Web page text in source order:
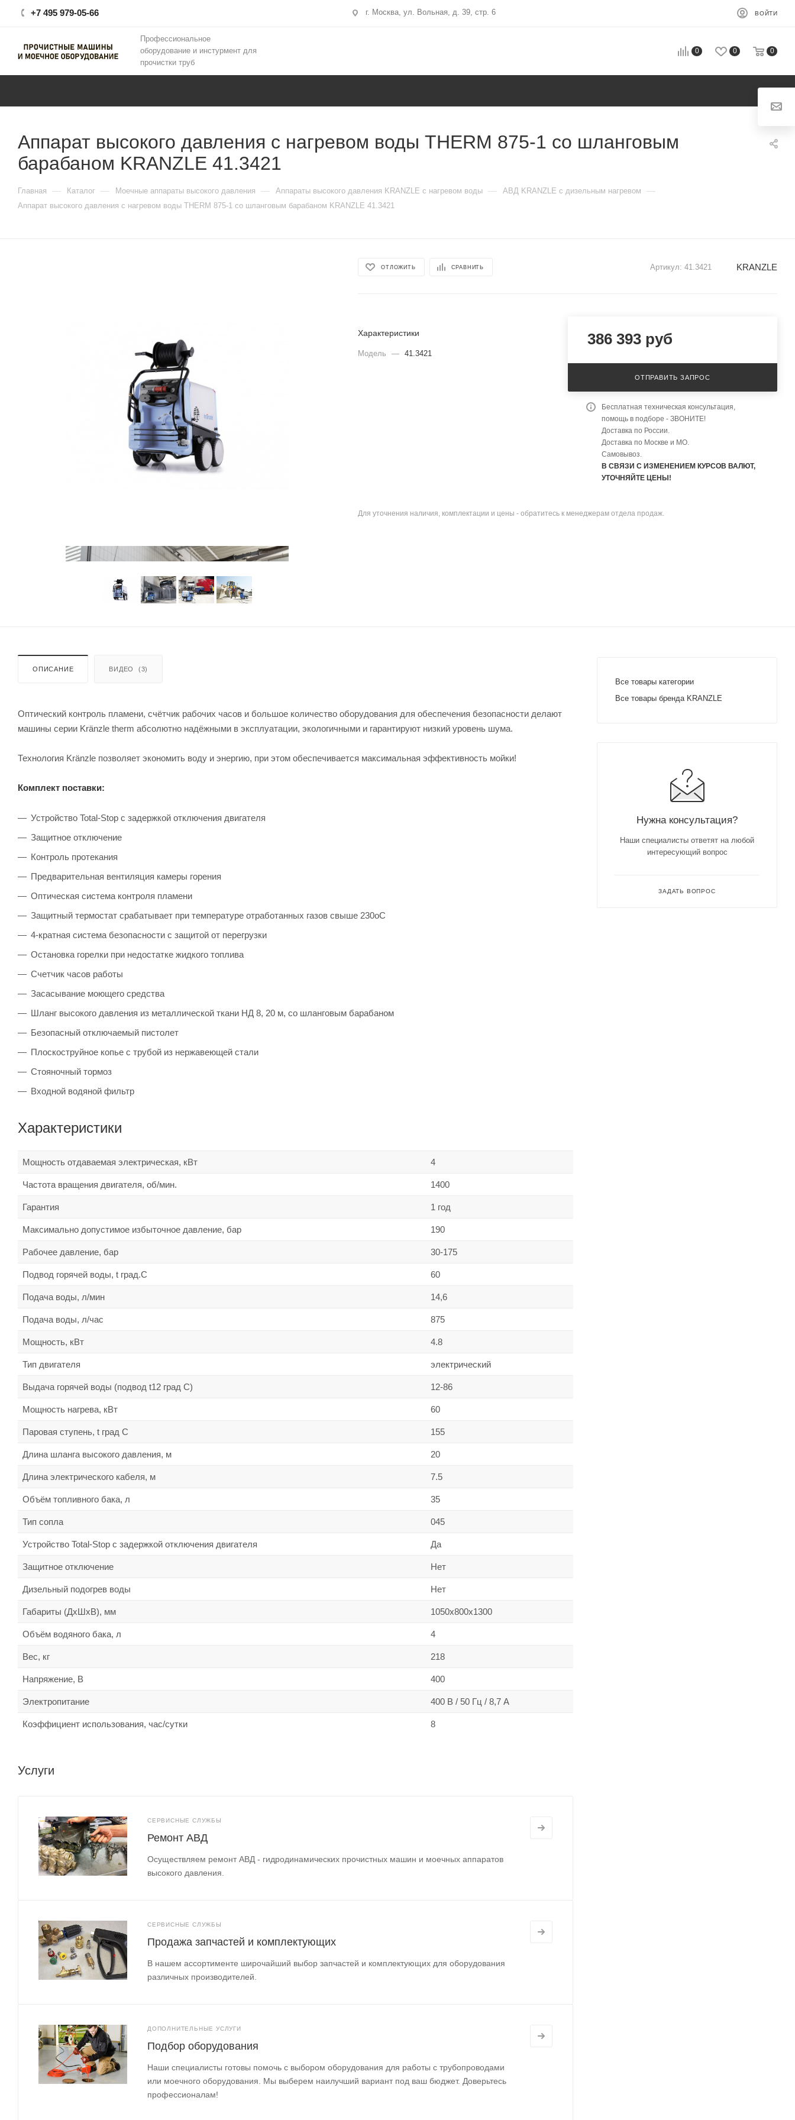
+7 495 979-05-66 г. Москва, ул. Вольная, д. 39, стр. 6 ВОЙТИ
Профессиональное
оборудование и инстурмент для
прочистки труб
0 0 0
Аппарат высокого давления с нагревом воды THERM 875-1 со шланговым
барабаном KRANZLE 41.3421
Главная — Каталог — Моечные аппараты высокого давления — Аппараты высокого давления KRANZLE с нагревом воды — АВД KRANZLE с дизельным нагревом —
Аппарат высокого давления с нагревом воды THERM 875-1 со шланговым барабаном KRANZLE 41.3421
ОТЛОЖИТЬ СРАВНИТЬ Артикул: 41.3421 KRANZLE
Характеристики
Модель — 41.3421
386 393руб
ОТПРАВИТЬ ЗАПРОС
Бесплатная техническая консультация,
помощь в подборе - ЗВОНИТЕ!
Доставка по России.
Доставка по Москве и МО.
Самовывоз.
В СВЯЗИ С ИЗМЕНЕНИЕМ КУРСОВ ВАЛЮТ,
УТОЧНЯЙТЕ ЦЕНЫ!
Для уточнения наличия, комплектации и цены - обратитесь к менеджерам отдела продаж.
ОПИСАНИЕ ВИДЕО (3)
Oптический контроль пламени, счётчик рабочих часов и большое количество оборудования для обеспечения безопасности делают
машины серии Kränzle therm абсолютно надёжными в эксплуатации, экологичными и гарантируют низкий уровень шума.
Технология Kränzle позволяет экономить воду и энергию, при этом обеспечивается максимальная эффективность мойки!
Комплект поставки:
Устройство Total-Stop с задержкой отключения двигателя
Защитное отключение
Контроль протекания
Предварительная вентиляция камеры горения
Оптическая система контроля пламени
Защитный термостат срабатывает при температуре отработанных газов свыше 230oС
4-кратная система безопасности с защитой от перегрузки
Остановка горелки при недостатке жидкого топлива
Счетчик часов работы
Засасывание моющего средства
Шланг высокого давления из металлической ткани НД 8, 20 м, со шланговым барабаном
Безопасный отключаемый пистолет
Плоскоструйное копье с трубой из нержавеющей стали
Стояночный тормоз
Входной водяной фильтр
Характеристики
Мощность отдаваемая электрическая, кВт 4
Частота вращения двигателя, об/мин. 1400
Гарантия 1 год
Максимально допустимое избыточное давление, бар 190
Рабочее давление, бар 30-175
Подвод горячей воды, t град.С 60
Подача воды, л/мин 14,6
Подача воды, л/час 875
Мощность, кВт 4.8
Тип двигателя электрический
Выдача горячей воды (подвод t12 град С) 12-86
Мощность нагрева, кВт 60
Паровая ступень, t град С 155
Длина шланга высокого давления, м 20
Длина электрического кабеля, м 7.5
Объём топливного бака, л 35
Тип сопла 045
Устройство Total-Stop с задержкой отключения двигателя Да
Защитное отключение Нет
Дизельный подогрев воды Нет
Габариты (ДхШхВ), мм 1050х800х1300
Объём водяного бака, л 4
Вес, кг 218
Напряжение, В 400
Электропитание 400 В / 50 Гц / 8,7 А
Коэффициент использования, час/сутки 8
Услуги
СЕРВИСНЫЕ СЛУЖБЫ
Ремонт АВД
Осуществляем ремонт АВД - гидродинамических прочистных машин и моечных аппаратов
высокого давления.
СЕРВИСНЫЕ СЛУЖБЫ
Продажа запчастей и комплектующих
В нашем ассортименте широчайший выбор запчастей и комплектующих для оборудования
различных производителей.
ДОПОЛНИТЕЛЬНЫЕ УСЛУГИ
Подбор оборудования
Наши специалисты готовы помочь с выбором оборудования для работы с трубопроводами
или моечного оборудования. Мы выберем наилучший вариант под ваш бюджет. Доверьтесь
профессионалам!
Все товары категории
Все товары бренда KRANZLE
Нужна консультация?
Наши специалисты ответят на любой
интересующий вопрос
ЗАДАТЬ ВОПРОС